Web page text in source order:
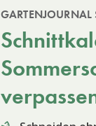
GARTENJOURNAL